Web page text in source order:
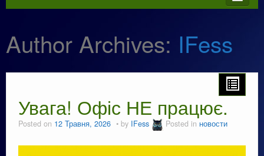
Новини
Інтернет і передача даних
Телефонія
Особистий кабінет
Author Archives: IFess
Увага! Офіс НЕ працює.
Posted on 12 Травня, 2026 by IFess Posted in новости